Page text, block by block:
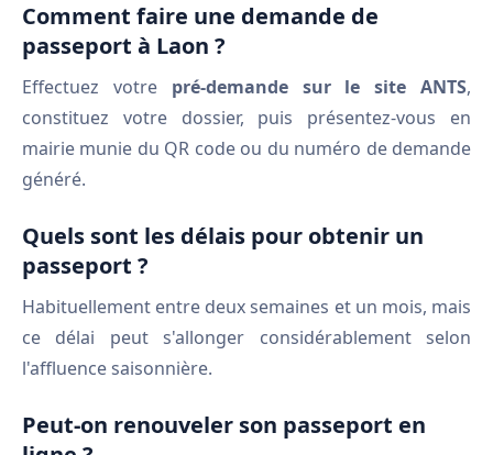
Comment faire une demande de
passeport à Laon ?
Effectuez votre pré-demande sur le site ANTS,
constituez votre dossier, puis présentez-vous en
mairie munie du QR code ou du numéro de demande
généré.
Quels sont les délais pour obtenir un
passeport ?
Habituellement entre deux semaines et un mois, mais
ce délai peut s'allonger considérablement selon
l'affluence saisonnière.
Peut-on renouveler son passeport en